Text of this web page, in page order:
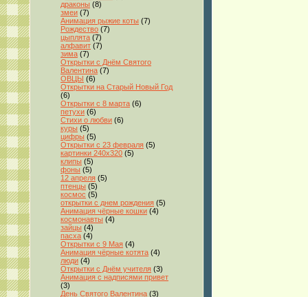
драконы (8)
змеи (7)
Анимация рыжие коты (7)
Рождество (7)
цыплята (7)
алфавит (7)
зима (7)
Открытки с Днём Святого
Валентина (7)
ОВЦЫ (6)
Открытки на Старый Новый Год
(6)
Открытки с 8 марта (6)
петухи (6)
Стихи о любви (6)
куры (5)
цифры (5)
Открытки с 23 февраля (5)
картинки 240x320 (5)
клипы (5)
фоны (5)
12 апреля (5)
птенцы (5)
космос (5)
открытки с днем рождения (5)
Анимация чёрные кошки (4)
космонавты (4)
зайцы (4)
пасха (4)
Открытки с 9 Мая (4)
Анимация чёрные котята (4)
люди (4)
Открытки с Днём учителя (3)
Анимация с надписями привет
(3)
День Святого Валентина (3)